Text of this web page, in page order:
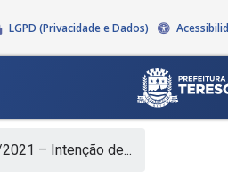
LGPD (Privacidade e Dados)
– Intenção de...